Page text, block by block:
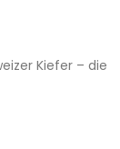
Kiefer – die